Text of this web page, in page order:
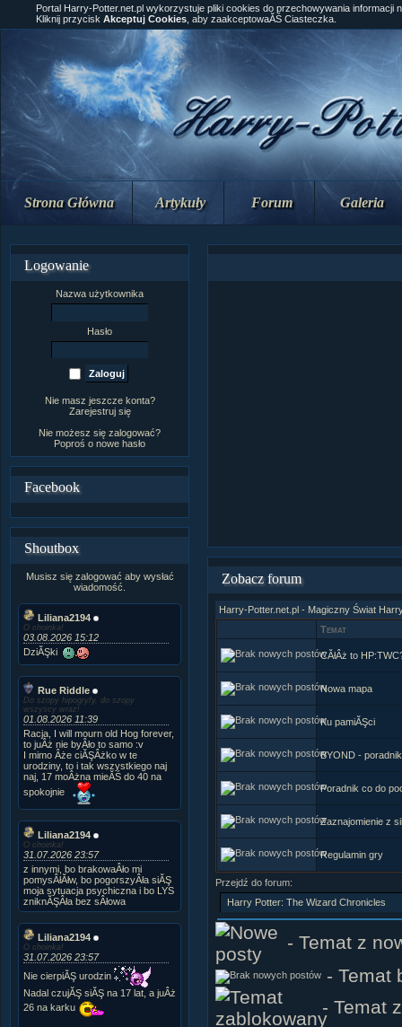
Strona Główna Artykuły Forum Galeria
Logowanie
Nazwa użytkownika
Hasło
Nie masz jeszcze konta?
Zarejestruj się
Nie możesz się zalogować?
Poproś o nowe hasło
Facebook
Shoutbox
Musisz się zalogować aby wysłać
wiadomość.
Liliana2194
O choinka!
03.08.2026 15:12
DziĂŞki
Rue Riddle
Do szopy hipogryfy, do szopy
wszyscy wraz!
01.08.2026 11:39
Racja, I will mourn old Hog forever,
to juÂż nie byÂło to samo :v
I mimo Âże ciĂŞÂżko w te
urodziny, to i tak wszystkiego naj
naj, 17 moÂżna mieĂŚ do 40 na
spokojnie
Liliana2194
O choinka!
31.07.2026 23:57
z innymi, bo brakowaÂło mi
pomysÂłĂłw, bo pogorszyÂła siĂŞ
moja sytuacja psychiczna i bo LYS
zniknĂŞÂła bez sÂłowa
Liliana2194
O choinka!
31.07.2026 23:57
Nie cierpiĂŞ urodzin
Nadal czujĂŞ siĂŞ na 17 lat, a juÂż
26 na karku
Portal Harry-Potter.net.pl wykorzystuje pliki cookies do przechowywania informacji
Kliknij przycisk Akceptuj Cookies , aby zaakceptowaĂŚ Ciasteczka.
Zobacz forum
Harry-Potter.net.pl - Magiczny Świat
Temat
CĂłÂż to
Nowa mapa
Ku pamiĂŞci
BYOND - poradnik
Poradnik co do
Zaznajomienie z
Regulamin gry
Przejdź do forum:
- Temat z
- Temat
- Temat